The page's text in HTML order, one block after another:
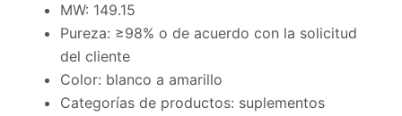
MW: 149.15
Pureza: ≥98% o de acuerdo con la solicitud
del cliente
Color: blanco a amarillo
Categorías de productos: suplementos